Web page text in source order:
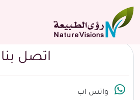
اتصل بنا
اتصل بنا
واتس اب